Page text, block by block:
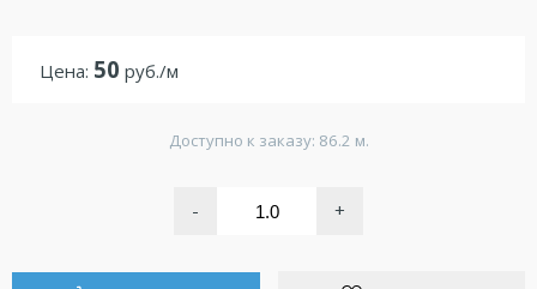
Цена: 50 руб./м
Доступно к заказу: 86.2 м.
- +